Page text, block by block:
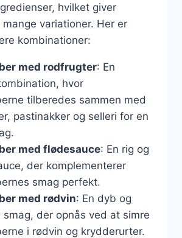
hvilket giver
variationer. Her er
kombinationer:
med rodfrugter: En
hvor
tilberedes sammen med
pastinakker og selleri for en
med flødesauce: En rig og
der komplementerer
smag perfekt.
med rødvin: En dyb og
smag, der opnås ved at simre
i rødvin og krydderurter.